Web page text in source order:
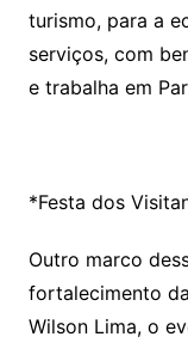
turismo, para a
serviços, com
e trabalha em
*Festa dos
Outro marco
fortalecimento
Wilson Lima, o